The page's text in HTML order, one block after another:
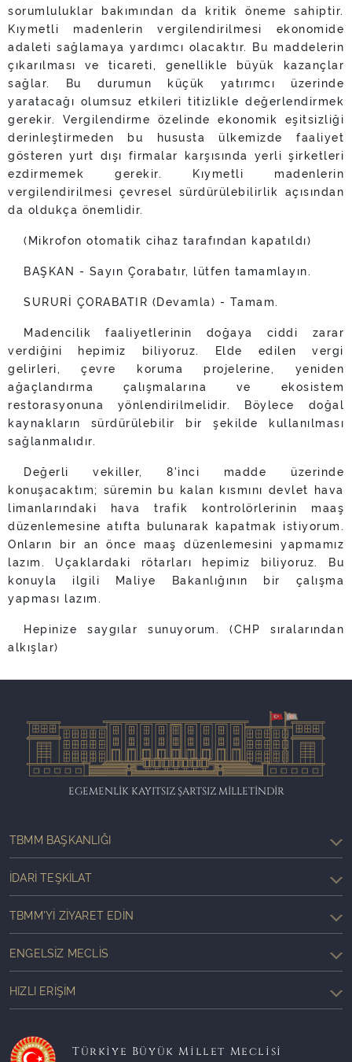
sorumluluklar bakımından da kritik öneme sahiptir.
Kıymetli madenlerin vergilendirilmesi ekonomide
adaleti sağlamaya yardımcı olacaktır. Bu maddelerin
çıkarılması ve ticareti, genellikle büyük kazançlar
sağlar. Bu durumun küçük yatırımcı üzerinde
yaratacağı olumsuz etkileri titizlikle değerlendirmek
gerekir. Vergilendirme özelinde ekonomik eşitsizliği
derinleştirmeden bu hususta ülkemizde faaliyet
gösteren yurt dışı firmalar karşısında yerli şirketleri
ezdirmemek gerekir. Kıymetli madenlerin
vergilendirilmesi çevresel sürdürülebilirlik açısından
da oldukça önemlidir.
(Mikrofon otomatik cihaz tarafından kapatıldı)
BAŞKAN - Sayın Çorabatır, lütfen tamamlayın.
SURURİ ÇORABATIR (Devamla) - Tamam.
Madencilik faaliyetlerinin doğaya ciddi zarar
verdiğini hepimiz biliyoruz. Elde edilen vergi
gelirleri, çevre koruma projelerine, yeniden
ağaçlandırma çalışmalarına ve ekosistem
restorasyonuna yönlendirilmelidir. Böylece doğal
kaynakların sürdürülebilir bir şekilde kullanılması
sağlanmalıdır.
Değerli vekiller, 8'inci madde üzerinde
konuşacaktım; süremin bu kalan kısmını devlet hava
limanlarındaki hava trafik kontrolörlerinin maaş
düzenlemesine atıfta bulunarak kapatmak istiyorum.
Onların bir an önce maaş düzenlemesini yapmamız
lazım. Uçaklardaki rötarları hepimiz biliyoruz. Bu
konuyla ilgili Maliye Bakanlığının bir çalışma
yapması lazım.
Hepinize saygılar sunuyorum. (CHP sıralarından
alkışlar)
EGEMENLİK KAYITSIZ ŞARTSIZ MİLLETİNDİR
TBMM BAŞKANLIĞI
İDARI TEŞKILAT
TBMM'YI ZIYARET EDIN
ENGELSIZ MECLIS
HIZLI ERIŞIM
Türkiye Büyük Millet Meclisi